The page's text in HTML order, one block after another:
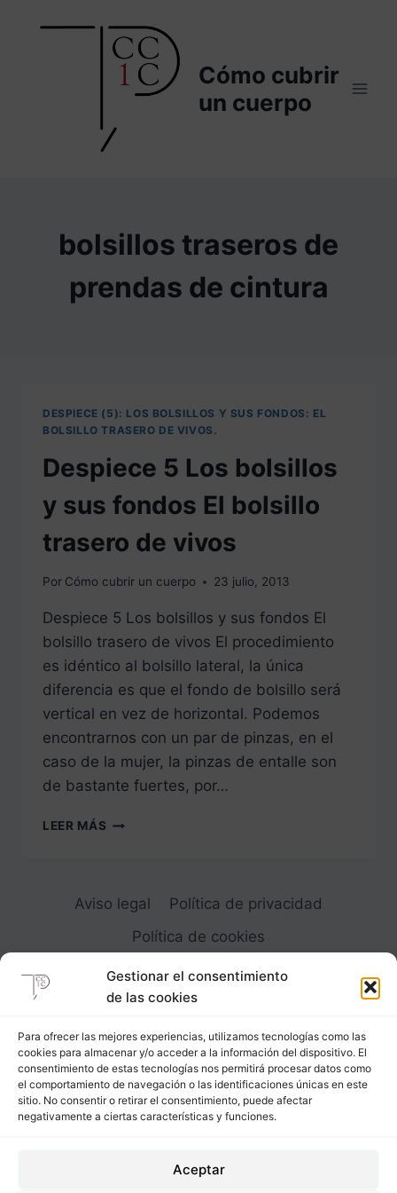
Gestionar el consentimiento
de las cookies
Para ofrecer las mejores experiencias, utilizamos tecnologías como las
cookies para almacenar y/o acceder a la información del dispositivo. El
consentimiento de estas tecnologías nos permitirá procesar datos como
el comportamiento de navegación o las identificaciones únicas en este
sitio. No consentir o retirar el consentimiento, puede afectar
negativamente a ciertas características y funciones.
Aceptar
Cómo cubrir
un cuerpo
bolsillos traseros de
prendas de cintura
DESPIECE (5): LOS BOLSILLOS Y SUS FONDOS: EL
BOLSILLO TRASERO DE VIVOS.
Despiece 5 Los bolsillos
y sus fondos El bolsillo
trasero de vivos
Por Cómo cubrir un cuerpo 23 julio, 2013
Despiece 5 Los bolsillos y sus fondos El
bolsillo trasero de vivos El procedimiento
es idéntico al bolsillo lateral, la única
diferencia es que el fondo de bolsillo será
vertical en vez de horizontal. Podemos
encontrarnos con un par de pinzas, en el
caso de la mujer, la pinzas de entalle son
de bastante fuertes, por…
LEER MÁS DESPIECE
SUS
FONDOS
EL
BOLSILLO
TRASERO
DE
Aviso legal
Política de privacidad
Política de cookies
Carrer Provença, 183
08036 - Barcelona (Espana)